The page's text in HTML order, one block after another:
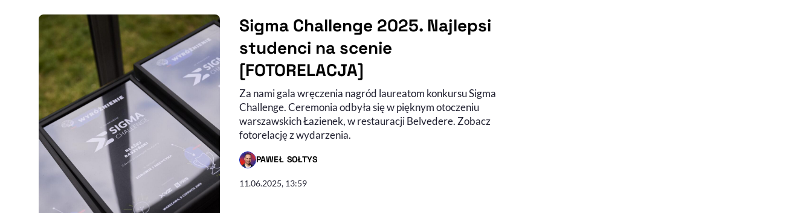
Sigma Challenge 2025. Najlepsi
studenci na scenie
[FOTORELACJA]
Za nami gala wręczenia nagród laureatom konkursu Sigma
Challenge. Ceremonia odbyła się w pięknym otoczeniu
warszawskich Łazienek, w restauracji Belvedere. Zobacz
fotorelację z wydarzenia.
PAWEŁ SOŁTYS
- AUTOR ARTYKUŁU - PROFIL
11.06.2025, 13:59